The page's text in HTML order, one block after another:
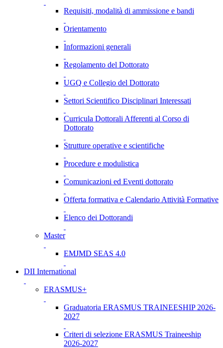
Requisiti, modalità di ammissione e bandi
Orientamento
Informazioni generali
Regolamento del Dottorato
UGQ e Collegio del Dottorato
Settori Scientifico Disciplinari Interessati
Curricula Dottorali Afferenti al Corso di
Dottorato
Strutture operative e scientifiche
Procedure e modulistica
Comunicazioni ed Eventi dottorato
Offerta formativa e Calendario Attività Formative
Elenco dei Dottorandi
Master
EMJMD SEAS 4.0
DII International
ERASMUS+
Graduatoria ERASMUS TRAINEESHIP 2026-
2027
Criteri di selezione ERASMUS Traineeship
2026-2027